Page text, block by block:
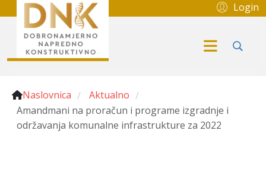
Login
Naslovnica / Aktualno /
Amandmani na proračun i programe izgradnje i
održavanja komunalne infrastrukture za 2022